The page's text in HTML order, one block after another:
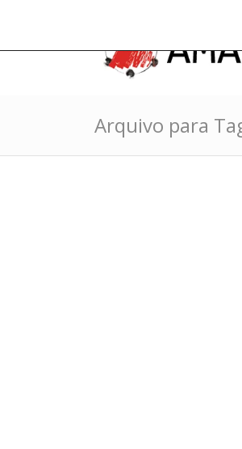
Arquivo para